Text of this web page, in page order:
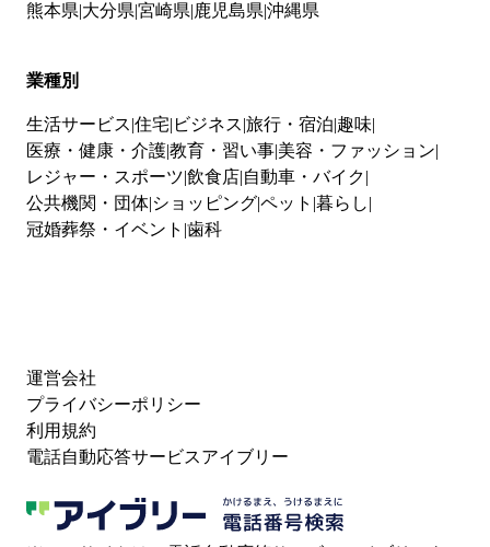
熊本県 大分県 宮崎県 鹿児島県 沖縄県
業種別
生活サービス 住宅 ビジネス 旅行・宿泊 趣味
医療・健康・介護教育・習い事 美容・ファッション
レジャー・スポーツ 飲食店 自動車・バイク
公共機関・団体 ショッピングペット 暮らし
冠婚葬祭・イベント 歯科
運営会社
プライバシーポリシー
利用規約
電話自動応答サービスアイブリー